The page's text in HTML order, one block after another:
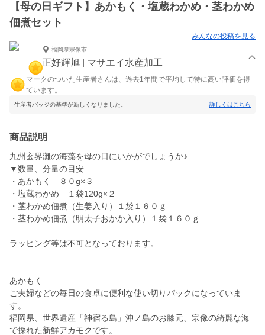
【母の日ギフト】あかもく・塩蔵わかめ・茎わかめ
佃煮セット
みんなの投稿を見る
福岡県宗像市
正好輝旭 | マサエイ水産加工
マークのついた生産者さんは、過去1年間で平均して特に高い評価を得
ています。
生産者バッジの基準が新しくなりました。 詳しくはこちら
商品説明
九州玄界灘の海藻を母の日にいかがでしょうか♪
▼数量、分量の目安
・あかもく ８０g×３
・塩蔵わかめ １袋120g×２
・茎わかめ佃煮（生姜入り）１袋１６０ｇ
・茎わかめ佃煮（明太子おかか入り）１袋１６０ｇ
ラッピング等は不可となっております。
あかもく
ご夫婦などの毎日の食卓に便利な使い切りパックになっていま
す。
福岡県、世界遺産「神宿る島」沖ノ島のお膝元、宗像の綺麗な海
で採れた新鮮アカモクです。